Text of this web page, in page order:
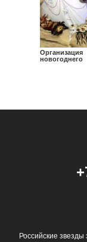
Организация
новогоднего
Российские звезды